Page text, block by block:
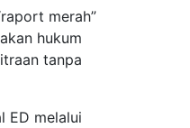
merah”
hukum
tanpa
ED melalui